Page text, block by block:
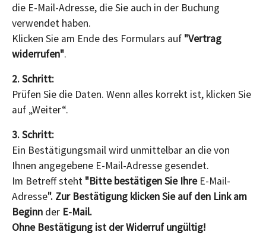
die E-Mail-Adresse, die Sie auch in der Buchung
verwendet haben.
Klicken Sie am Ende des Formulars auf "Vertrag
widerrufen".
2. Schritt:
Prüfen Sie die Daten. Wenn alles korrekt ist, klicken Sie
auf „Weiter“.
3. Schritt:
Ein Bestätigungsmail wird unmittelbar an die von
Ihnen angegebene E-Mail-Adresse gesendet.
Im Betreff steht "Bitte bestätigen Sie Ihre E-Mail-
Adresse". Zur Bestätigung klicken Sie auf den Link am
Beginn der E-Mail.
Ohne Bestätigung ist der Widerruf ungültig!